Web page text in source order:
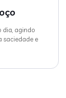
dia, agindo
saciedade e